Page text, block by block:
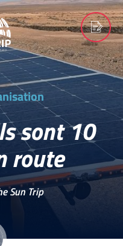
sont 10
route
Sun Trip